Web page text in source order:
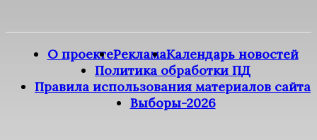
О проектеРекламаКалендарь новостей
Политика обработки ПД
Правила использования материалов сайта
Выборы-2026